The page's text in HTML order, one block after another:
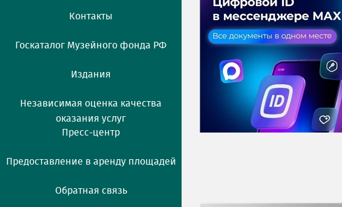
Контакты
Госкаталог Музейного фонда РФ
Издания
Независимая оценка качества
оказания услуг
Пресс-центр
Предоставление в аренду площадей
Обратная связь